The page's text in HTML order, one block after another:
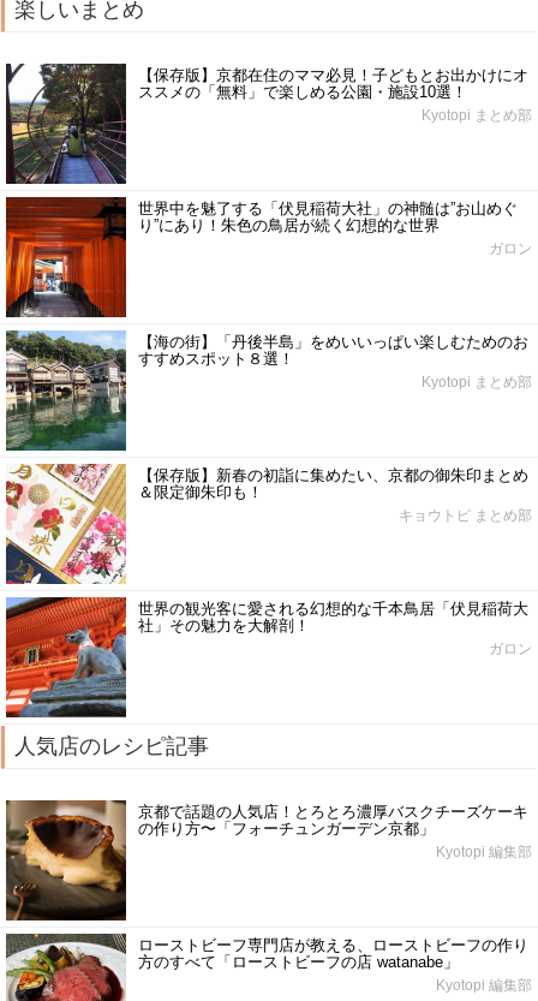
楽しいまとめ
【保存版】京都在住のママ必見！子どもとお出かけにオ
ススメの「無料」で楽しめる公園・施設10選！
Kyotopi まとめ部
世界中を魅了する「伏見稲荷大社」の神髄は”お山めぐ
り”にあり！朱色の鳥居が続く幻想的な世界
ガロン
【海の街】「丹後半島」をめいいっぱい楽しむためのお
すすめスポット８選！
Kyotopi まとめ部
【保存版】新春の初詣に集めたい、京都の御朱印まとめ
＆限定御朱印も！
キョウトピ まとめ部
世界の観光客に愛される幻想的な千本鳥居「伏見稲荷大
社」その魅力を大解剖！
ガロン
人気店のレシピ記事
京都で話題の人気店！とろとろ濃厚バスクチーズケーキ
の作り方〜「フォーチュンガーデン京都」
Kyotopi 編集部
ローストビーフ専門店が教える、ローストビーフの作り
方のすべて「ローストビーフの店 watanabe」
Kyotopi 編集部